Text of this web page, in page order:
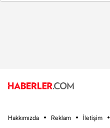
Hakkımızda Reklam İletişim